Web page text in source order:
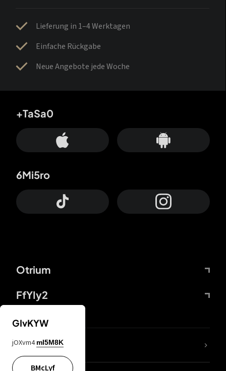
Lieferung in 1–4 Werktagen
Einfache Rückgabe
Neue Angebote jede Woche
Otrium
FfYIy2
+TaSa0
6Mi5ro
DDcvSo
GIvKYW
jOXvm4 mI5M8K
BMcLyf